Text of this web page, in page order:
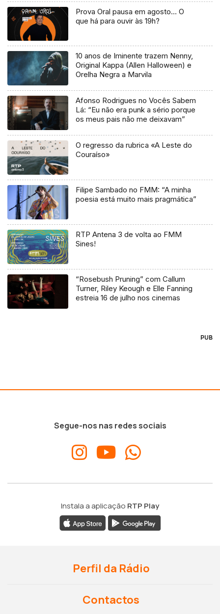
Prova Oral pausa em agosto… O
que há para ouvir às 19h?
10 anos de Iminente trazem Nenny,
Original Kappa (Allen Halloween) e
Orelha Negra a Marvila
Afonso Rodrigues no Vocês Sabem
Lá: “Eu não era punk a sério porque
os meus pais não me deixavam”
O regresso da rubrica «A Leste do
Couraíso»
Filipe Sambado no FMM: “A minha
poesia está muito mais pragmática”
RTP Antena 3 de volta ao FMM
Sines!
“Rosebush Pruning” com Callum
Turner, Riley Keough e Elle Fanning
estreia 16 de julho nos cinemas
PUB
Segue-nos nas redes sociais
Instala a aplicação RTP Play
Perfil da Rádio
Contactos